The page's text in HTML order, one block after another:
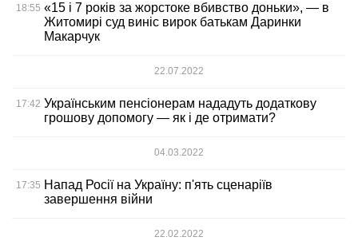
18:55 «15 і 7 років за жорстоке вбивство доньки», — в
Житомирі суд виніс вирок батькам Даринки
Макарчук
22.07.2022
17:42 Українським пенсіонерам нададуть додаткову
грошову допомогу — як і де отримати?
04.03.2022
17:35 Напад Росії на Україну: п'ять сценаріїв
завершення війни
22.02.2022